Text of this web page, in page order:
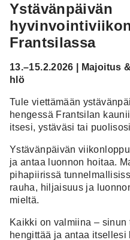
Ystävänpäivän
Frantsilassa
13.–15.2.2026 | Majoitus
hlö
Tule viettämään
hengessä Frantsilan
itsesi, ystäväsi tai
Ystävänpäivän
ja antaa luonnon hoitaa.
pihapiirissä
rauha, hiljaisuus ja
mieltä.
Kaikki on valmiina –
hengittää ja antaa itsellesi